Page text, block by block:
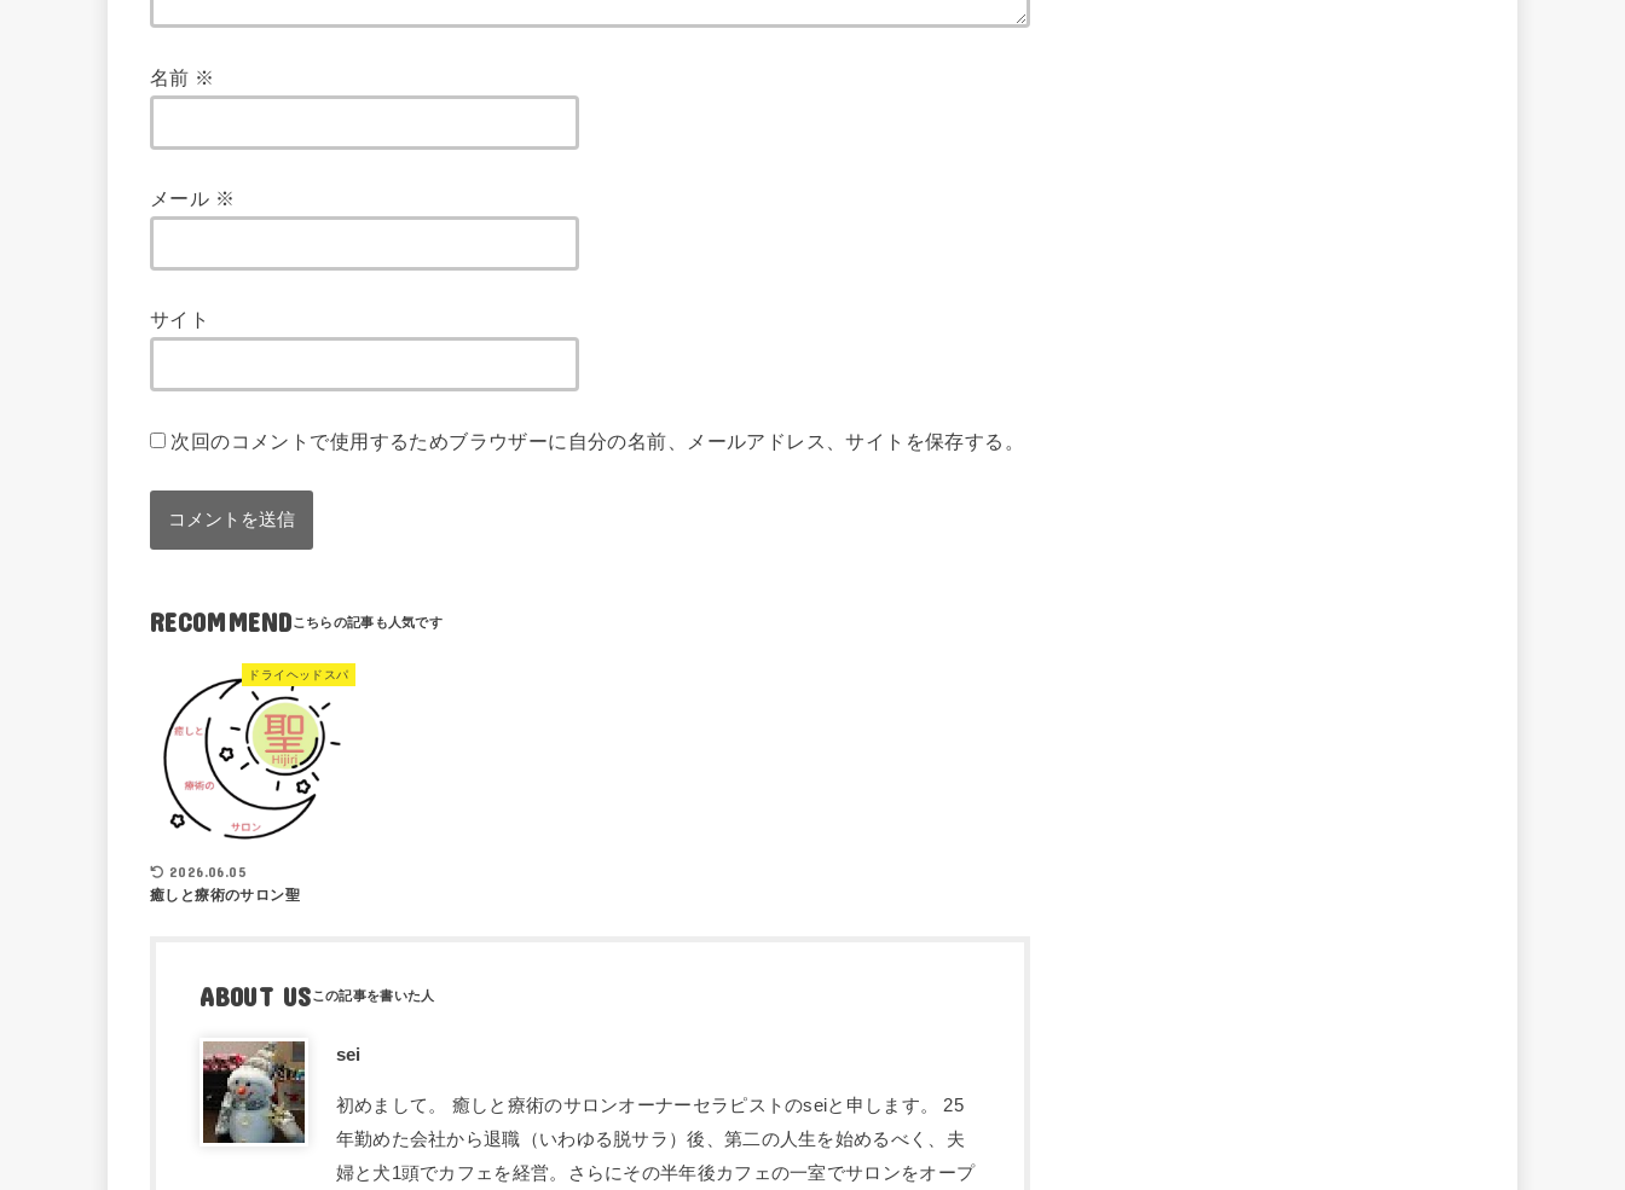
名前 ※
メール ※
サイト
次回のコメントで使用するためブラウザーに自分の名前、メールアドレス、サイトを保存する。
RECOMMEND
ドライヘッドスパ
2026.06.05
癒しと療術のサロン聖
ABOUT US
sei
初めまして。 癒しと療術のサロンオーナーセラピストのseiと申します。 25
年勤めた会社から退職（いわゆる脱サラ）後、第二の人生を始めるべく、夫
婦と犬1頭でカフェを経営。さらにその半年後カフェの一室でサロンをオープ